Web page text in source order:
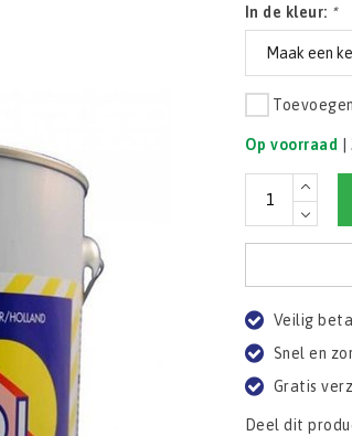
In de kleur: *
Op voorraad
Veilig
Snel en
Gratis
Deel dit